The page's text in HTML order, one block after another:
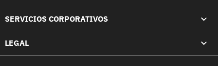
SERVICIOS CORPORATIVOS
LEGAL